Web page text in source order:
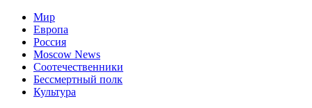
Мир
Европа
Россия
Moscow News
Соотечественники
Бессмертный полк
Культура